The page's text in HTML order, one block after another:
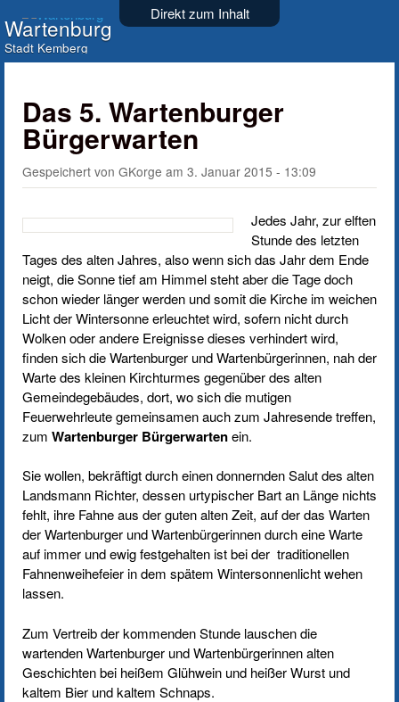
Direkt zum Inhalt
Wartenburg
Stadt Kemberg
Das 5. Wartenburger
Bürgerwarten
Gespeichert von GKorge am 3. Januar 2015 - 13:09
Jedes Jahr, zur elften
Stunde des letzten
Tages des alten Jahres, also wenn sich das Jahr dem Ende
neigt, die Sonne tief am Himmel steht aber die Tage doch
schon wieder länger werden und somit die Kirche im weichen
Licht der Wintersonne erleuchtet wird, sofern nicht durch
Wolken oder andere Ereignisse dieses verhindert wird,
finden sich die Wartenburger und Wartenbürgerinnen, nah der
Warte des kleinen Kirchturmes gegenüber des alten
Gemeindegebäudes, dort, wo sich die mutigen
Feuerwehrleute gemeinsamen auch zum Jahresende treffen,
zum Wartenburger Bürgerwartenein.
Sie wollen, bekräftigt durch einen donnernden Salut des alten
Landsmann Richter, dessen urtypischer Bart an Länge nichts
fehlt, ihre Fahne aus der guten alten Zeit, auf der das Warten
der Wartenburger und Wartenbürgerinnen durch eine Warte
auf immer und ewig festgehalten ist bei der traditionellen
Fahnenweihefeier in dem spätem Wintersonnenlicht wehen
lassen.
Zum Vertreib der kommenden Stunde lauschen die
wartenden Wartenburger und Wartenbürgerinnen alten
Geschichten bei heißem Glühwein und heißer Wurst und
kaltem Bier und kaltem Schnaps.